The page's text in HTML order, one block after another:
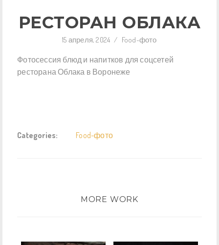
РЕСТОРАН ОБЛАКА
15 апреля, 2024 / Food-фото
Фотосессия блюд и напитков для соцсетей
ресторана Облака в Воронеже
Categories: Food-фото
MORE WORK